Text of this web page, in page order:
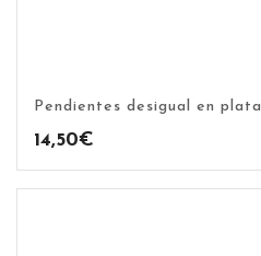
Pendientes desigual en plata
14,50€